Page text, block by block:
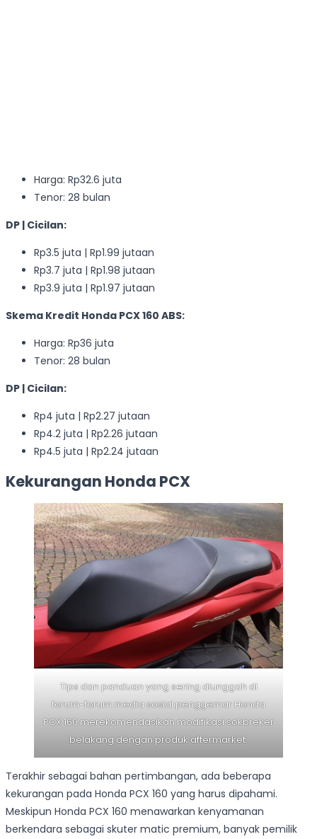
Harga: Rp32.6 juta
Tenor: 28 bulan
DP | Cicilan:
Rp3.5 juta | Rp1.99 jutaan
Rp3.7 juta | Rp1.98 jutaan
Rp3.9 juta | Rp1.97 jutaan
Skema Kredit Honda PCX 160 ABS:
Harga: Rp36 juta
Tenor: 28 bulan
DP | Cicilan:
Rp4 juta | Rp2.27 jutaan
Rp4.2 juta | Rp2.26 jutaan
Rp4.5 juta | Rp2.24 jutaan
Kekurangan Honda PCX
Tips dan panduan yang sering diunggah di
forum-forum media sosial penggemar Honda
PCX 160 merekomendasikan modifikasi sokbreker
belakang dengan produk aftermarket.
Terakhir sebagai bahan pertimbangan, ada beberapa
kekurangan pada Honda PCX 160 yang harus dipahami.
Meskipun Honda PCX 160 menawarkan kenyamanan
berkendara sebagai skuter matic premium, banyak pemilik